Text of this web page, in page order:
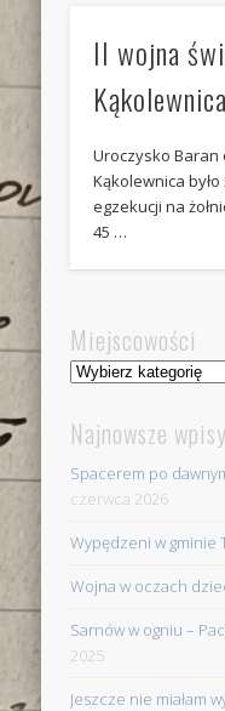
II wojna
Uroczysko Baran
Kąkolewnica
egzekucji na
45 …
Miejscowości
Miejscowości
Najnowsze wpisy
Spacerem po
czerwca 2026
Wypędzeni w gminie
Wojna w oczach
Sarnów w ogniu –
2025
Jeszcze nie miałam